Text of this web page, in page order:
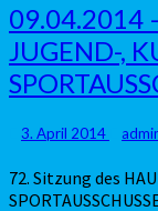
09.04.2014
–
Sitzung
des
HAUPT-,
JUGEND-,
KULTUR-,
SOZIAL-
und
09.04.2014
JUGEND-,
3. April 2014
72. Sitzung des